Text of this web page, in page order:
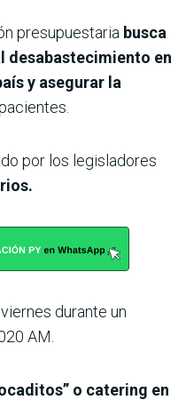
presupuestaria busca
desabastecimiento en
y asegurar la
por los legisladores
durante un
AM.
o catering en